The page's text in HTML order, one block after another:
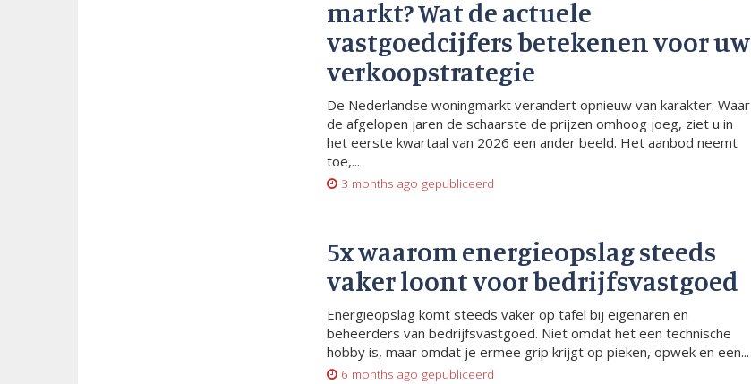
markt? Wat de actuele
vastgoedcijfers betekenen voor uw
verkoopstrategie
De Nederlandse woningmarkt verandert opnieuw van karakter. Waar
de afgelopen jaren de schaarste de prijzen omhoog joeg, ziet u in
het eerste kwartaal van 2026 een ander beeld. Het aanbod neemt
toe,...
3 months ago gepubliceerd
5x waarom energieopslag steeds
vaker loont voor bedrijfsvastgoed
Energieopslag komt steeds vaker op tafel bij eigenaren en
beheerders van bedrijfsvastgoed. Niet omdat het een technische
hobby is, maar omdat je ermee grip krijgt op pieken, opwek en een...
6 months ago gepubliceerd